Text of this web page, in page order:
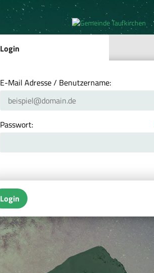
Login
E-Mail Adresse / Benutzername:
Passwort:
Login